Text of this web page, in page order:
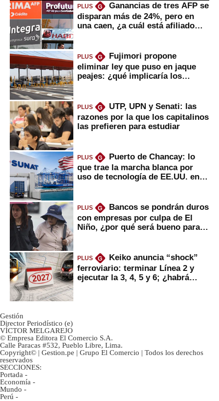
PLUS G
Ganancias de tres AFP se
disparan más de 24%, pero en
una caen, ¿a cuál está afiliado
PLUS G
Fujimori propone
eliminar ley que puso en jaque
peajes: ¿qué implicaría los
PLUS G
UTP, UPN y Senati: las
razones por la que los capitalinos
las prefieren para estudiar
PLUS G
Puerto de Chancay: lo
que trae la marcha blanca por
uso de tecnología de EE.UU. en
PLUS G
Bancos se pondrán duros
con empresas por culpa de El
Niño, ¿por qué será bueno para
PLUS G
Keiko anuncia “shock”
ferroviario: terminar Línea 2 y
ejecutar la 3, 4, 5 y 6; ¿habrá
Gestión
Director Periodístico (e)
VÍCTOR MELGAREJO
© Empresa Editora El Comercio S.A.
Calle Paracas #532, Pueblo Libre, Lima.
Copyright© | Gestion.pe | Grupo El Comercio | Todos los derechos
reservados
SECCIONES:
Portada -
Economía -
Mundo -
Perú -